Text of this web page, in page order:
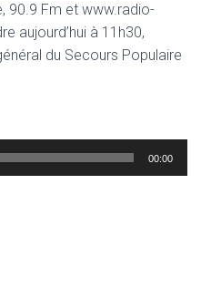
90.9 Fm et www.radio-
aujourd’hui à 11h30,
du Secours Populaire
00:00